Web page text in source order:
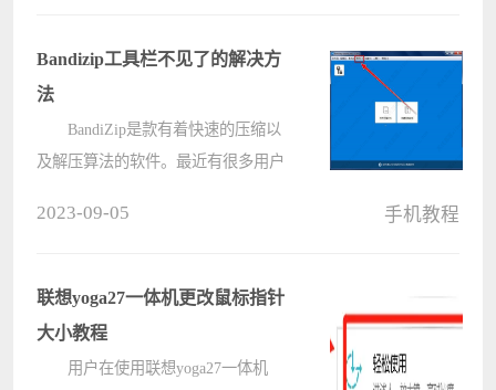
数据免受意外丢失的有效手段。通过
了解????
Bandizip工具栏不见了的解决方
法
BandiZip是款有着快速的压缩以
及解压算法的软件。最近有很多用户
您有帮助。 Bandizip工具栏不
见????
2023-09-05 手机教程
联想yoga27一体机更改鼠标指针
大小教程
用户在使用联想yoga27一体机